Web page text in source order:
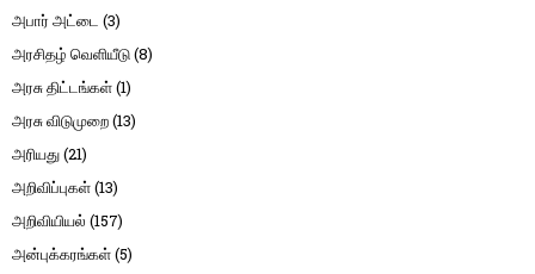
அபார் அட்டை (3)
அரசிதழ் வெளியீடு(8)
அரசு திட்டங்கள்(1)
அரசு விடுமுறை(13)
அரியது(21)
அறிவிப்புகள்(13)
அறிவியியல் (157)
அன்புக்கரங்கள்(5)